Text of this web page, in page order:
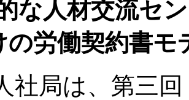
的な人材交流セ
の労働契約書
社局は、第三